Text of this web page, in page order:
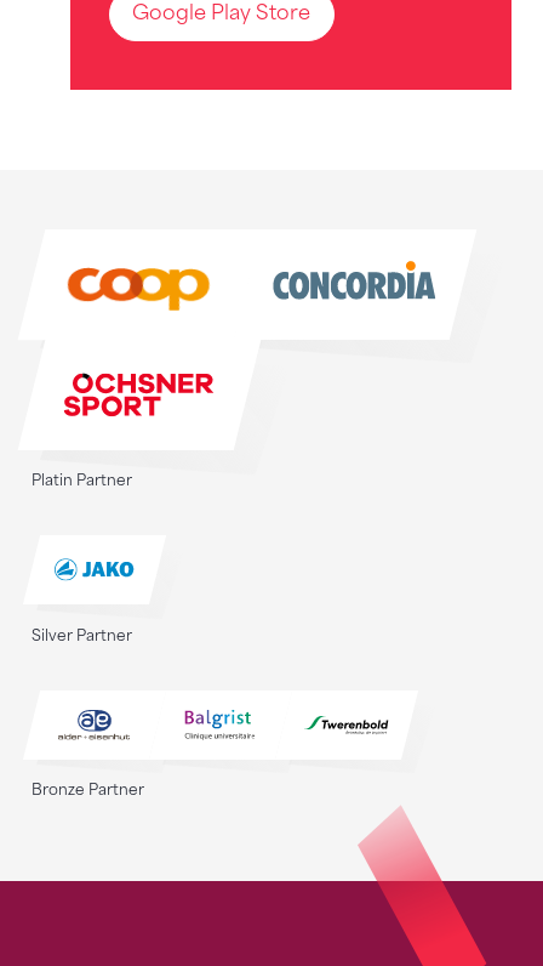
Google Play Store
Platin Partner
Silver Partner
Bronze Partner